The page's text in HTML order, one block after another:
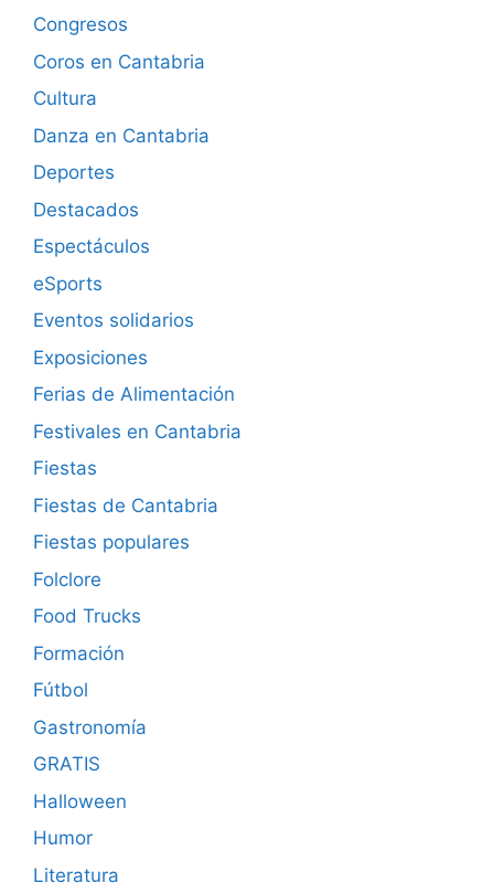
Congresos
Coros en Cantabria
Cultura
Danza en Cantabria
Deportes
Destacados
Espectáculos
eSports
Eventos solidarios
Exposiciones
Ferias de Alimentación
Festivales en Cantabria
Fiestas
Fiestas de Cantabria
Fiestas populares
Folclore
Food Trucks
Formación
Fútbol
Gastronomía
GRATIS
Halloween
Humor
Literatura